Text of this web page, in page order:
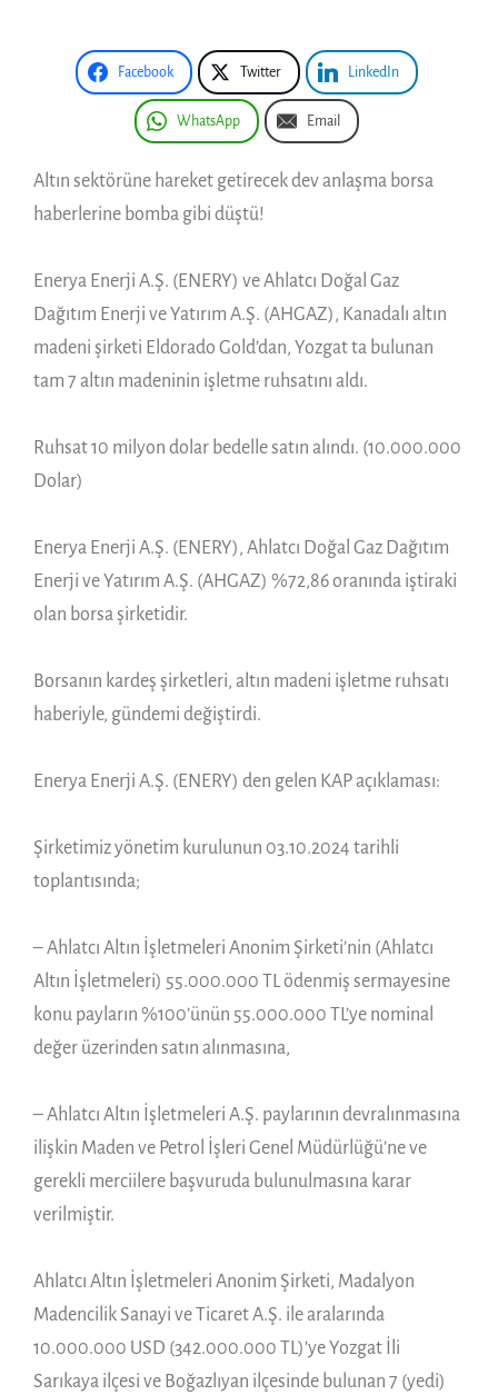
Facebook Twitter LinkedIn
WhatsApp Email
Altın sektörüne hareket getirecek dev anlaşma borsa
haberlerine bomba gibi düştü!
Enerya Enerji A.Ş. (ENERY) ve Ahlatcı Doğal Gaz
Dağıtım Enerji ve Yatırım A.Ş. (AHGAZ), Kanadalı altın
madeni şirketi Eldorado Gold’dan, Yozgat ta bulunan
tam 7 altın madeninin işletme ruhsatını aldı.
Ruhsat 10 milyon dolar bedelle satın alındı. (10.000.000
Dolar)
Enerya Enerji A.Ş. (ENERY), Ahlatcı Doğal Gaz Dağıtım
Enerji ve Yatırım A.Ş. (AHGAZ) %72,86 oranında iştiraki
olan borsa şirketidir.
Borsanın kardeş şirketleri, altın madeni işletme ruhsatı
haberiyle, gündemi değiştirdi.
Enerya Enerji A.Ş. (ENERY) den gelen KAP açıklaması:
Şirketimiz yönetim kurulunun 03.10.2024 tarihli
toplantısında;
– Ahlatcı Altın İşletmeleri Anonim Şirketi’nin (Ahlatcı
Altın İşletmeleri) 55.000.000 TL ödenmiş sermayesine
konu payların %100’ünün 55.000.000 TL’ye nominal
değer üzerinden satın alınmasına,
– Ahlatcı Altın İşletmeleri A.Ş. paylarının devralınmasına
ilişkin Maden ve Petrol İşleri Genel Müdürlüğü’ne ve
gerekli merciilere başvuruda bulunulmasına karar
verilmiştir.
Ahlatcı Altın İşletmeleri Anonim Şirketi, Madalyon
Madencilik Sanayi ve Ticaret A.Ş. ile aralarında
10.000.000 USD (342.000.000 TL)’ye Yozgat İli
Sarıkaya ilçesi ve Boğazlıyan ilçesinde bulunan 7 (yedi)